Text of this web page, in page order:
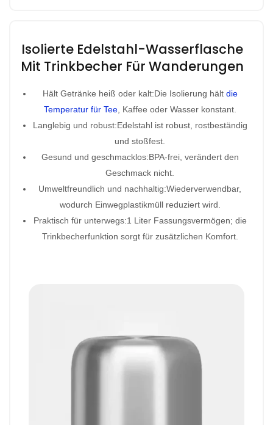
Isolierte Edelstahl-Wasserflasche
Mit Trinkbecher Für Wanderungen
Hält Getränke heiß oder kalt:Die Isolierung hält die
Temperatur für Tee, Kaffee oder Wasser konstant.
Langlebig und robust:Edelstahl ist robust, rostbeständig
und stoßfest.
Gesund und geschmacklos:BPA-frei, verändert den
Geschmack nicht.
Umweltfreundlich und nachhaltig:Wiederverwendbar,
wodurch Einwegplastikmüll reduziert wird.
Praktisch für unterwegs:1 Liter Fassungsvermögen; die
Trinkbecherfunktion sorgt für zusätzlichen Komfort.